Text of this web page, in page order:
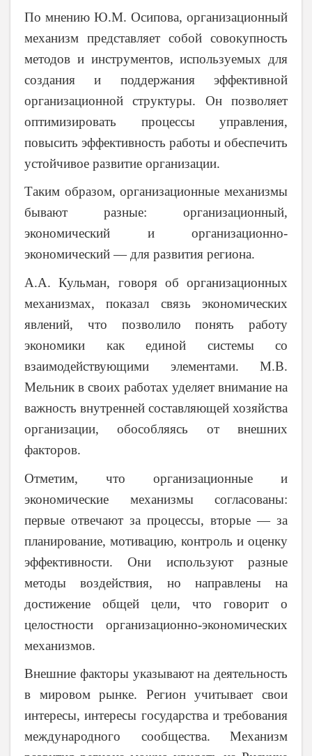
По мнению Ю.М. Осипова, организационный
механизм представляет собой совокупность
методов и инструментов, используемых для
создания и поддержания эффективной
организационной структуры. Он позволяет
оптимизировать процессы управления,
повысить эффективность работы и обеспечить
устойчивое развитие организации.
Таким образом, организационные механизмы
бывают разные: организационный,
экономический и организационно-
экономический — для развития региона.
А.А. Кульман, говоря об организационных
механизмах, показал связь экономических
явлений, что позволило понять работу
экономики как единой системы со
взаимодействующими элементами. М.В.
Мельник в своих работах уделяет внимание на
важность внутренней составляющей хозяйства
организации, обособляясь от внешних
факторов.
Отметим, что организационные и
экономические механизмы согласованы:
первые отвечают за процессы, вторые — за
планирование, мотивацию, контроль и оценку
эффективности. Они используют разные
методы воздействия, но направлены на
достижение общей цели, что говорит о
целостности организационно-экономических
механизмов.
Внешние факторы указывают на деятельность
в мировом рынке. Регион учитывает свои
интересы, интересы государства и требования
международного сообщества.
Механизм